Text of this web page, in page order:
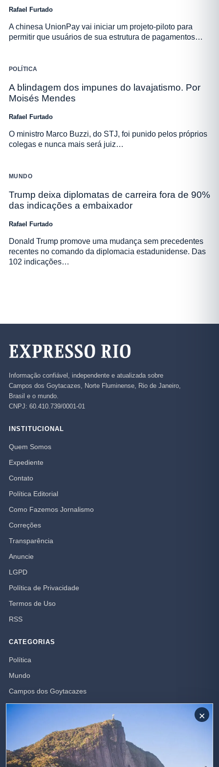
Rafael Furtado
A chinesa UnionPay vai iniciar um projeto-piloto para
permitir que usuários de sua estrutura de pagamentos…
POLÍTICA
A blindagem dos impunes do lavajatismo. Por
Moisés Mendes
Rafael Furtado
O ministro Marco Buzzi, do STJ, foi punido pelos próprios
colegas e nunca mais será juiz…
MUNDO
Trump deixa diplomatas de carreira fora de 90%
das indicações a embaixador
Rafael Furtado
Donald Trump promove uma mudança sem precedentes
recentes no comando da diplomacia estadunidense. Das
102 indicações…
Informação confiável, independente e atualizada sobre
Campos dos Goytacazes, Norte Fluminense, Rio de Janeiro,
Brasil e o mundo.
CNPJ: 60.410.739/0001-01
INSTITUCIONAL
Quem Somos
Expediente
Contato
Política Editorial
Como Fazemos Jornalismo
Correções
Transparência
Anuncie
LGPD
Política de Privacidade
Termos de Uso
RSS
CATEGORIAS
Política
Mundo
Campos dos Goytacazes
Rio de Janeiro
Polícia
×